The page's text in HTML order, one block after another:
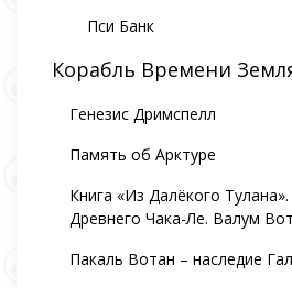
Пси Банк
Корабль Времени
Генезис Дримспелл
Память об Арктуре
Книга «Из Далёкого
Древнего Чака-Ле. Валум
Пакаль Вотан – наследие